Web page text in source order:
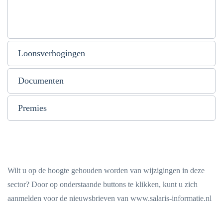
Loonsverhogingen
Documenten
Premies
Wilt u op de hoogte gehouden worden van wijzigingen in deze
sector? Door op onderstaande buttons te klikken, kunt u zich
aanmelden voor de nieuwsbrieven van www.salaris-informatie.nl